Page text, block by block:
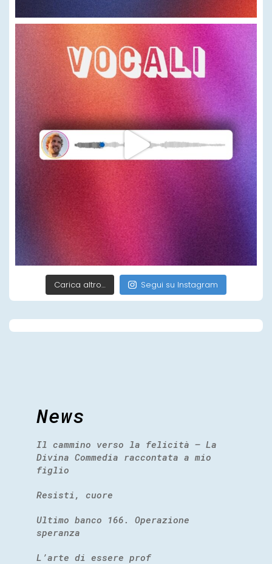
Carica altro… Segui su Instagram
News
Il cammino verso la felicità – La
Divina Commedia raccontata a mio
figlio
Resisti, cuore
Ultimo banco 166. Operazione
speranza
L’arte di essere prof